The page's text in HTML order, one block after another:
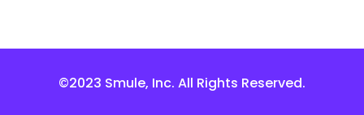
©2023 Smule, Inc. All Rights Reserved.